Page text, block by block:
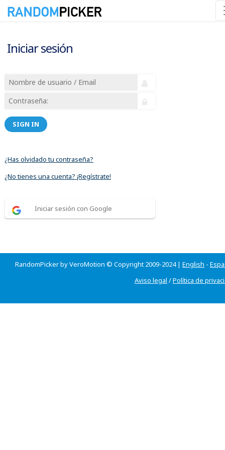
Iniciar sesión
SIGN IN
¿Has olvidado tu contraseña?
¿No tienes una cuenta? ¡Regístrate!
Iniciar sesión con Google
RandomPicker by VeroMotion © Copyright 2009-2024 | English -
Aviso legal /Política de